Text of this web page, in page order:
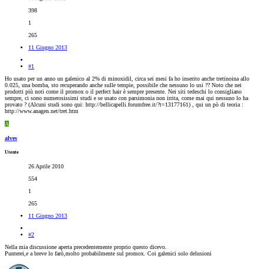
398
1
265
11 Giugno 2013
#1
Ho usato per un anno un galenico al 2% di minoxidil, circa sei mesi fa ho inserito anche tretinoina allo
0.025, una bomba, sto recuperando anche sulle tempie, possibile che nessuno lo usi ?? Noto che nei
prodotti più noti come il promox o il perfect hair è sempre presente. Nei siti tedeschi lo consigliano
sempre, ci sono numerosissimi studi e se usato con parsimonia non irrita, come mai qui nessuno lo ha
provato ? (Alcuni studi sono qui: http://bellicapelli.forumfree.it/?t=13177161) , qui un pò di teoria :
http://www.anagen.net/tret.htm
A
alves
Utente
26 Aprile 2010
554
1
265
11 Giugno 2013
#2
Nella mia discussione aperta precedentemente proprio questo dicevo.
Punterei,e a breve lo farò,molto probabilmente sul promox. Coi galenici solo delusioni